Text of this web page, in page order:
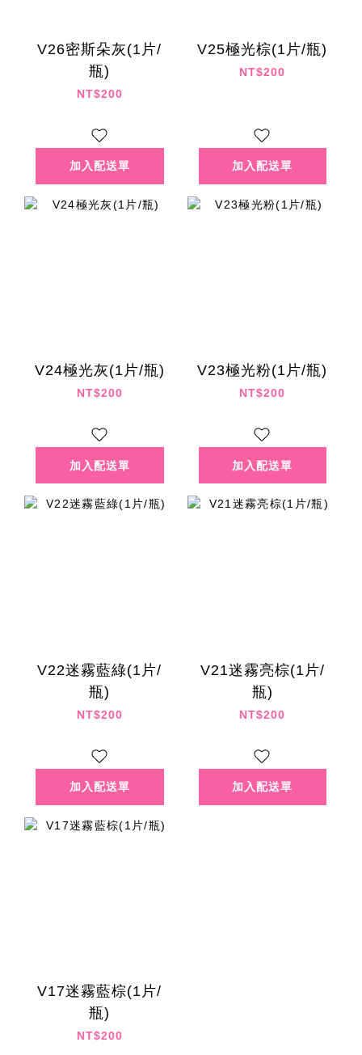
V26密斯朵灰(1片/
瓶)
NT$200
V25極光棕(1片/瓶)
NT$200
V24極光灰(1片/瓶)
NT$200
V23極光粉(1片/瓶)
NT$200
V22迷霧藍綠(1片/
瓶)
NT$200
V21迷霧亮棕(1片/
瓶)
NT$200
V17迷霧藍棕(1片/
瓶)
NT$200